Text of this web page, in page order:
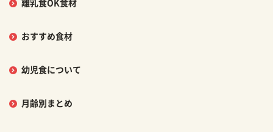
離乳食OK食材
おすすめ食材
幼児食について
月齢別まとめ